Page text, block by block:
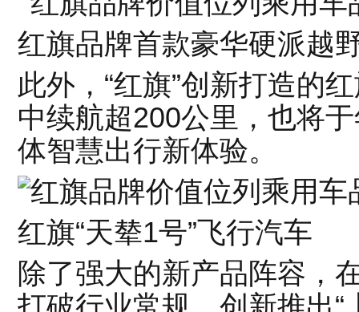
红旗品牌首款豪华硬派越
此外，“红旗”创新打造的
中续航超200公里，也将
体智慧出行新体验。
红旗“天辇1号”飞行汽车
除了强大的新产品阵容，